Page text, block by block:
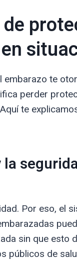
embarazo te
perder
te
Por eso, el
sin que esto
públicos de